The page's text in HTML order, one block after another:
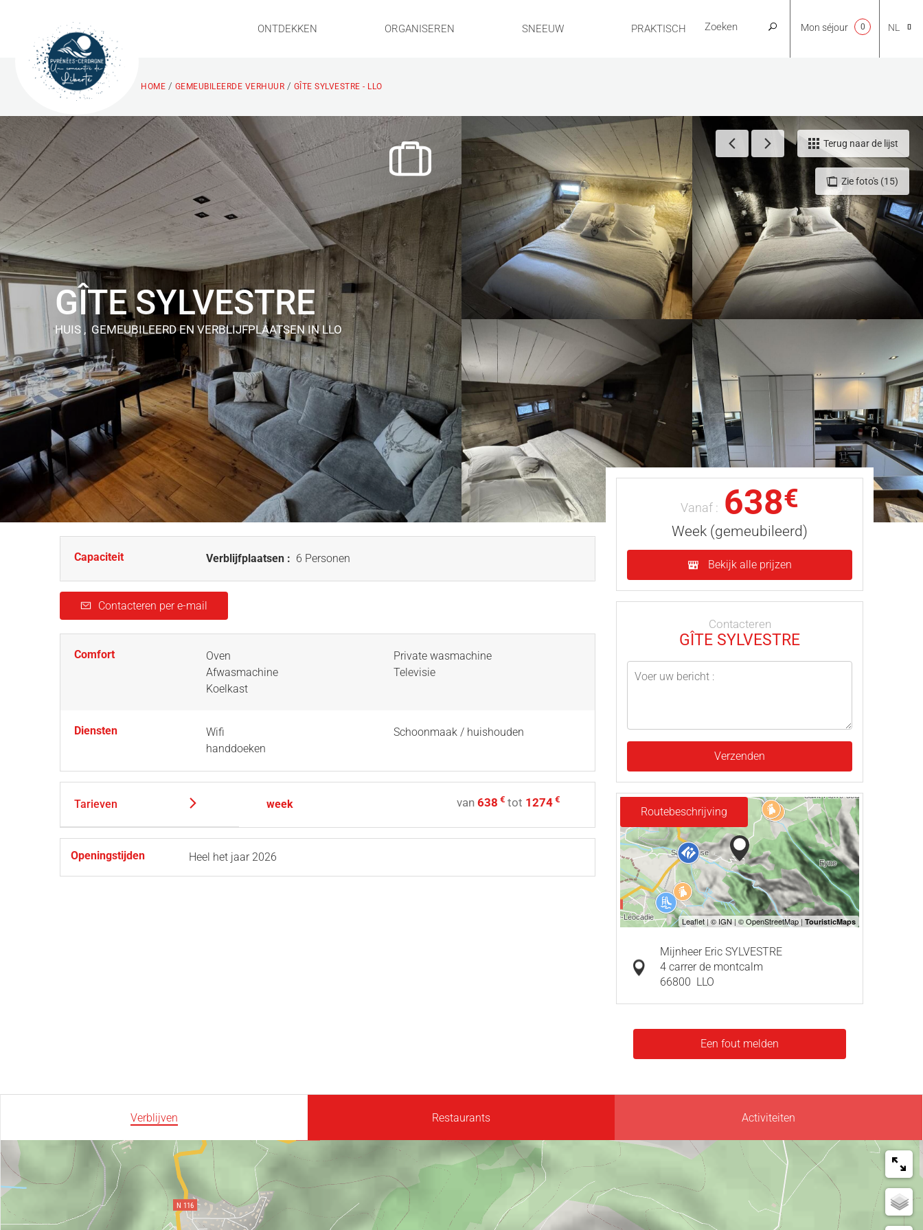
ONTDEKKEN ORGANISEREN SNEEUW PRAKTISCH NL
EN
FR
Mon séjour 0
HOME / GEMEUBILEERDE VERHUUR / GÎTE SYLVESTRE - LLO
Zie foto's (15)
Terug naar de lijst
GÎTE SYLVESTRE
HUIS , GEMEUBILEERD EN VERBLIJFPLAATSENIN LLO
Capaciteit Verblijfplaatsen : 6 Personen
Contacteren per e-mail
Comfort
Oven
Afwasmachine
Koelkast
Private wasmachine
Televisie
Diensten
Wifi
handdoeken
Schoonmaak / huishouden
Tarieven week van638 € tot 1274 €
Openingstijden Heel het jaar 2026
Vanaf : 638€
Week (gemeubileerd)
Bekijk alle prijzen
Contacteren
GÎTE SYLVESTRE
Verzenden
Routebeschrijving
Mijnheer Eric SYLVESTRE
4 carrer de montcalm
66800 LLO
Een fout melden
Verblijven Restaurants Activiteiten